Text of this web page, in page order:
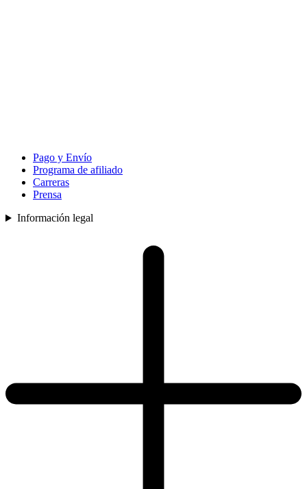
Pago y Envío
Programa de afiliado
Carreras
Prensa
Información legal